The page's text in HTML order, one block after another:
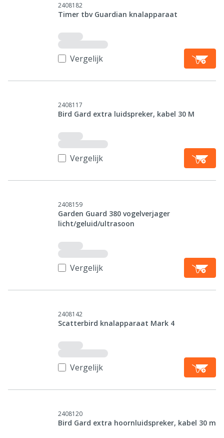
2408182
Timer tbv Guardian knalapparaat
Vergelijk
2408117
Bird Gard extra luidspreker, kabel 30 M
Vergelijk
2408159
Garden Guard 380 vogelverjager
licht/geluid/ultrasoon
Vergelijk
2408142
Scatterbird knalapparaat Mark 4
Vergelijk
2408120
Bird Gard extra hoornluidspreker, kabel 30 m